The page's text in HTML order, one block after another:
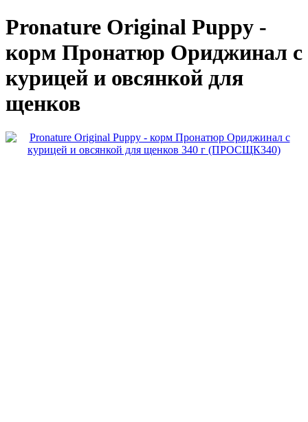
Pronature Original Puppy -
корм Пронатюр Ориджинал с
курицей и овсянкой для
щенков